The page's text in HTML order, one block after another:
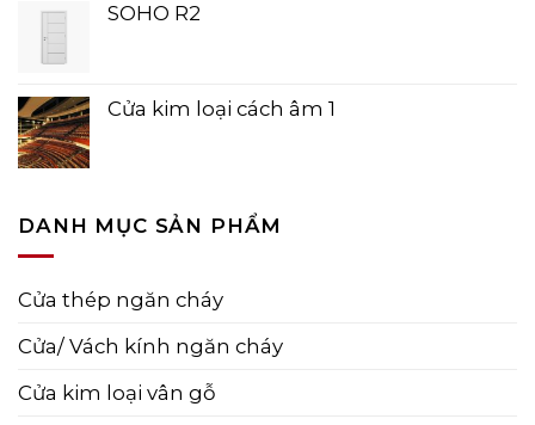
SOHO R2
Cửa kim loại cách âm 1
DANH MỤC SẢN PHẨM
Cửa thép ngăn cháy
Cửa/ Vách kính ngăn cháy
Cửa kim loại vân gỗ